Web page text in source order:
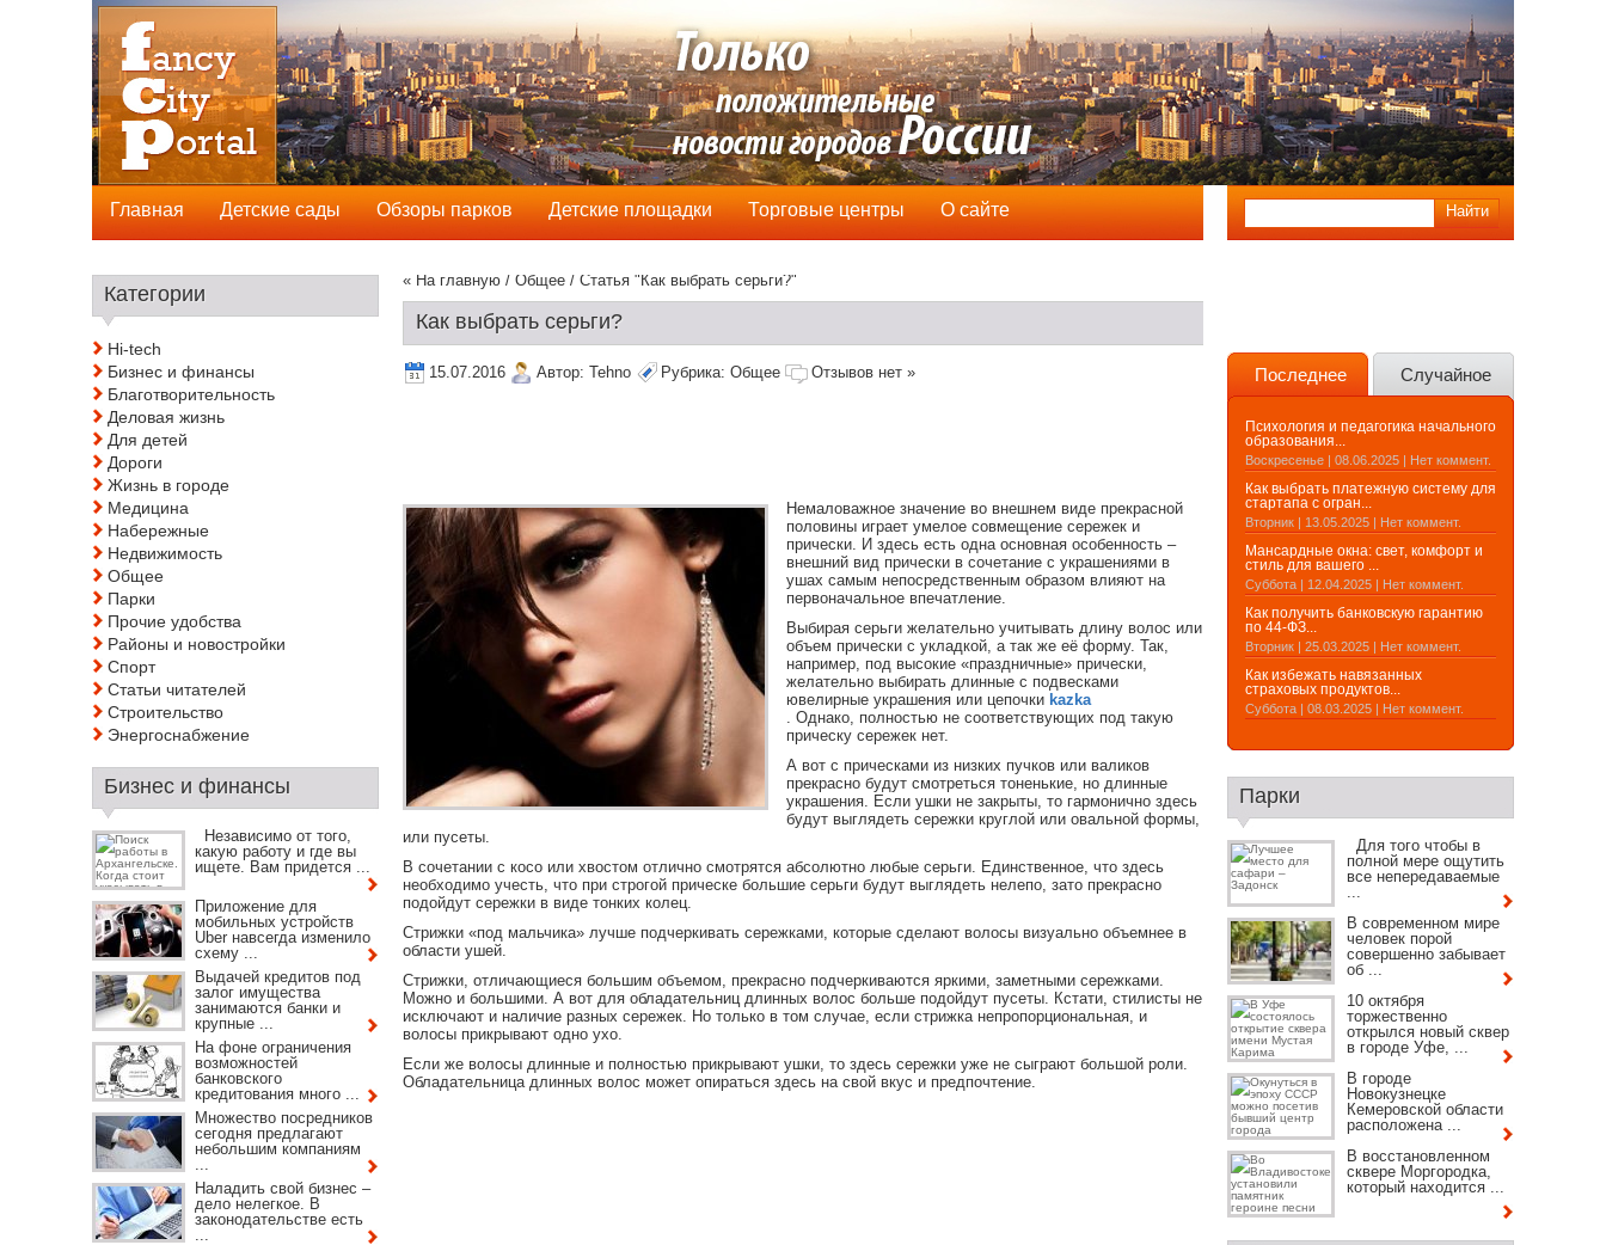
« На главную / Общее / Статья "Как выбрать серьги?"
Как выбрать серьги?
15.07.2016 Автор: Tehno Рубрика: Общее Отзывов нет »
Немаловажное значение во внешнем виде прекрасной
половины играет умелое совмещение сережек и
прически. И здесь есть одна основная особенность –
внешний вид прически в сочетание с украшениями в
ушах самым непосредственным образом влияют на
первоначальное впечатление.
Выбирая серьги желательно учитывать длину волос или
объем прически с укладкой, а так же её форму. Так,
например, под высокие «праздничные» прически,
желательно выбирать длинные с подвесками
ювелирные украшения или цепочки kazka
. Однако, полностью не соответствующих под такую
прическу сережек нет.
А вот с прическами из низких пучков или валиков
прекрасно будут смотреться тоненькие, но длинные
украшения. Если ушки не закрыты, то гармонично здесь
будут выглядеть сережки круглой или овальной формы,
или пусеты.
В сочетании с косо или хвостом отлично смотрятся абсолютно любые серьги. Единственное, что здесь
необходимо учесть, что при строгой прическе большие серьги будут выглядеть нелепо, зато прекрасно
подойдут сережки в виде тонких колец.
Стрижки «под мальчика» лучше подчеркивать сережками, которые сделают волосы визуально объемнее в
области ушей.
Стрижки, отличающиеся большим объемом, прекрасно подчеркиваются яркими, заметными сережками.
Можно и большими. А вот для обладательниц длинных волос больше подойдут пусеты. Кстати, стилисты не
исключают и наличие разных сережек. Но только в том случае, если стрижка непропорциональная, и
волосы прикрывают одно ухо.
Если же волосы длинные и полностью прикрывают ушки, то здесь сережки уже не сыграют большой роли.
Обладательница длинных волос может опираться здесь на свой вкус и предпочтение.
Категории
Hi-tech
Бизнес и финансы
Благотворительность
Деловая жизнь
Для детей
Дороги
Жизнь в городе
Медицина
Набережные
Недвижимость
Общее
Парки
Прочие удобства
Районы и новостройки
Спорт
Статьи читателей
Строительство
Энергоснабжение
Бизнес и финансы
Независимо от того,
какую работу и где вы
ищете. Вам придется ...
Приложение для
мобильных устройств
Uber навсегда изменило
схему ...
Выдачей кредитов под
залог имущества
занимаются банки и
крупные ...
На фоне ограничения
возможностей
банковского
кредитования много ...
Множество посредников
сегодня предлагают
небольшим компаниям
...
Наладить свой бизнес –
дело нелегкое. В
законодательстве есть
...
Последнее Случайное
Психология и педагогика начального
образования...
Воскресенье | 08.06.2025 | Нет коммент.
Как выбрать платежную систему для
стартапа с огран...
Вторник | 13.05.2025 | Нет коммент.
Мансардные окна: свет, комфорт и
стиль для вашего ...
Суббота | 12.04.2025 | Нет коммент.
Как получить банковскую гарантию
по 44-ФЗ...
Вторник | 25.03.2025 | Нет коммент.
Как избежать навязанных
страховых продуктов...
Суббота | 08.03.2025 | Нет коммент.
Парки
Для того чтобы в
полной мере ощутить
все непередаваемые
...
В современном мире
человек порой
совершенно забывает
об ...
10 октября
торжественно
открылся новый сквер
в городе Уфе, ...
В городе
Новокузнецке
Кемеровской области
расположена ...
В восстановленном
сквере Моргородка,
который находится ...
Главная Детские сады Обзоры парков Детские площадки Торговые центры О сайте